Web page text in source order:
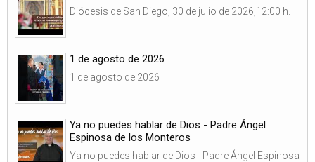
Diócesis de San Diego, 30 de julio de 2026,12:00 h.
1 de agosto de 2026
1 de agosto de 2026
Ya no puedes hablar de Dios - Padre Ángel
Espinosa de los Monteros
Ya no puedes hablar de Dios - Padre Ángel Espinosa